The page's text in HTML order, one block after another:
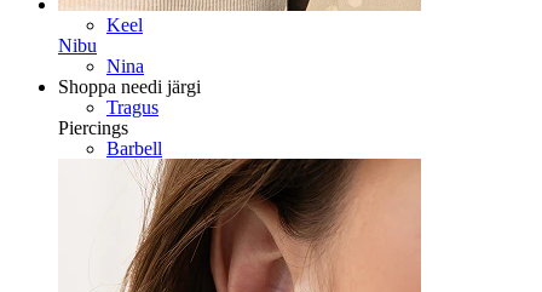
Nibu
Shoppa needi järgi
Piercings
Keel
Nina
Tragus
Barbell
Rook
Daith
Hobuseraua